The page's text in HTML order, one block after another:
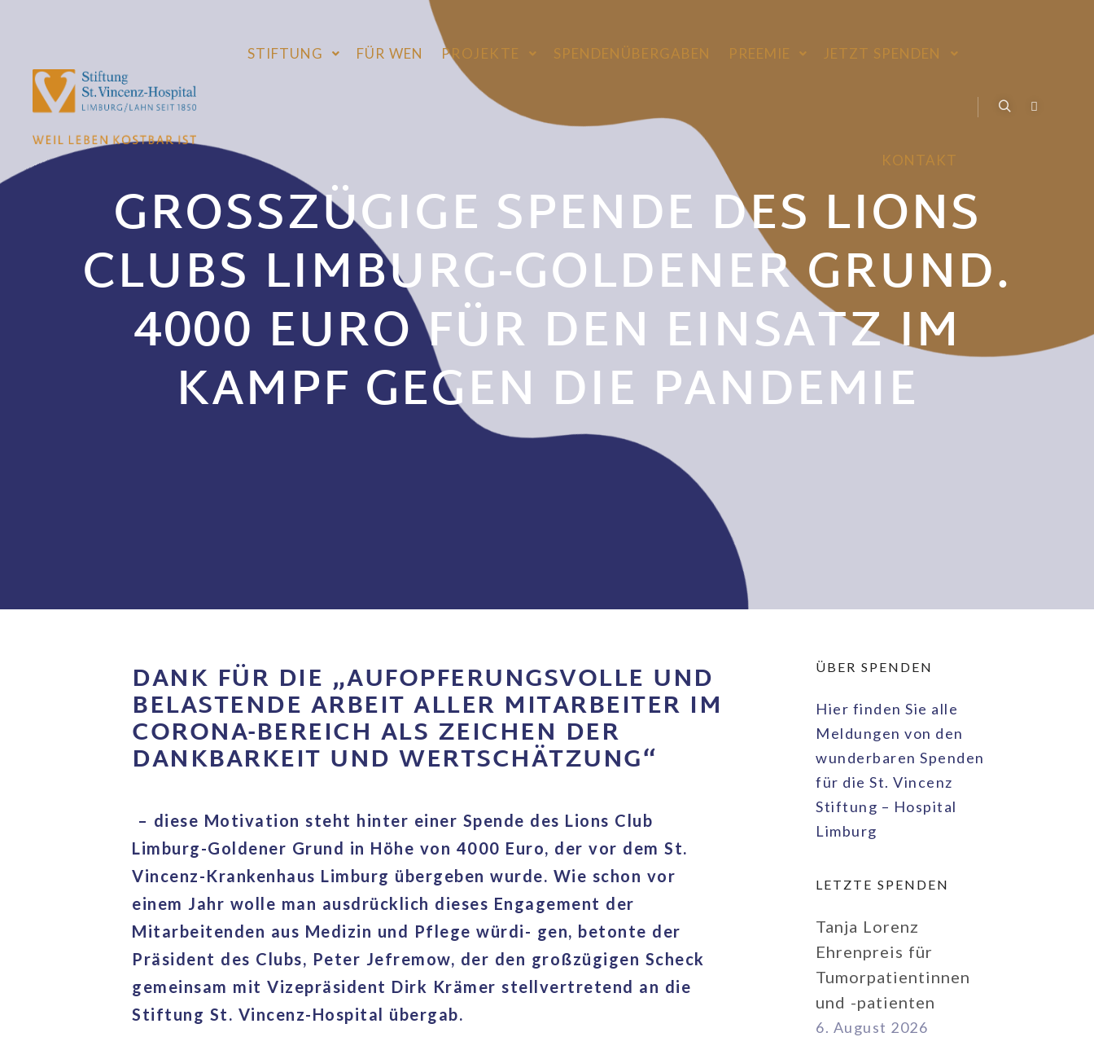
STIFTUNG FÜR WEN PROJEKTE SPENDENÜBERGABEN PREEMIE JETZT SPENDEN
KONTAKT
GROSSZÜGIGE SPENDE DES LIONS C
LUBS LIMBURG-GOLDENER GRUND. 4
000 EURO FÜR DEN EINSATZ IM K
AMPF GEGEN DIE PANDEMIE
DANK FÜR DIE „AUFOPFERUNGSVOLLE UND
BELASTENDE ARBEIT ALLER MITARBEITER IM
CORONA-BEREICH ALS ZEICHEN DER
DANKBARKEIT UND WERTSCHÄTZUNG“
– diese Motivation steht hinter einer Spende des Lions Club
Limburg-Goldener Grund in Höhe von 4000 Euro, der vor dem St.
Vincenz-Krankenhaus Limburg übergeben wurde. Wie schon vor
einem Jahr wolle man ausdrücklich dieses Engagement der
Mitarbeitenden aus Medizin und Pflege würdi- gen, betonte der
Präsident des Clubs, Peter Jefremow, der den großzügigen Scheck
gemeinsam mit Vizepräsident Dirk Krämer stellvertretend an die
Stiftung St. Vincenz-Hospital übergab.
ÜBER SPENDEN
Hier finden Sie alle
Meldungen von den
wunderbaren Spenden
für die St. Vincenz
Stiftung – Hospital
Limburg
LETZTE SPENDEN
Tanja Lorenz
Ehrenpreis für
Tumorpatientinnen
und -patienten
6. August 2026